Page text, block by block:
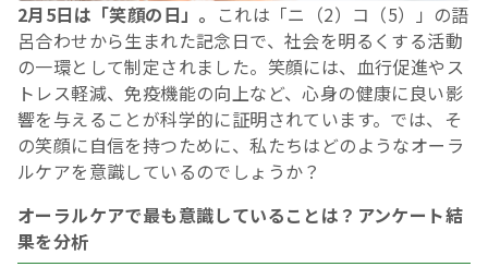
2月5日は「笑顔の日」。 これは「ニ（2）コ（5）」の語
呂合わせから生まれた記念日で、社会を明るくする活動
の一環として制定されました。笑顔には、血行促進やス
トレス軽減、免疫機能の向上など、心身の健康に良い影
響を与えることが科学的に証明されています。では、そ
の笑顔に自信を持つために、私たちはどのようなオーラ
ルケアを意識しているのでしょうか？
オーラルケアで最も意識していることは？アンケート結
果を分析